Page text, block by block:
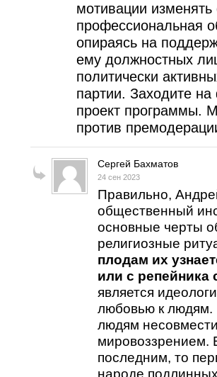
мотивации
профессиональная
опираясь на
ему должностных
политически
партии. Заходите
проект программы.
против
Сергей Бахматов
24 сен 2023
Правильно,
общественный
основные черты
религиозные
плодам их
или с репейника
является
любовью к людям.
людям
мировоззрением.
последним, то
народе